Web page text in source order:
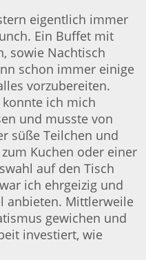
eigentlich immer
Ein Buffet mit
sowie Nachtisch
schon immer einige
vorzubereiten.
ich mich
und musste von
süße Teilchen und
Kuchen oder einer
auf den Tisch
ich ehrgeizig und
anbieten. Mittlerweile
gewichen und
investiert, wie